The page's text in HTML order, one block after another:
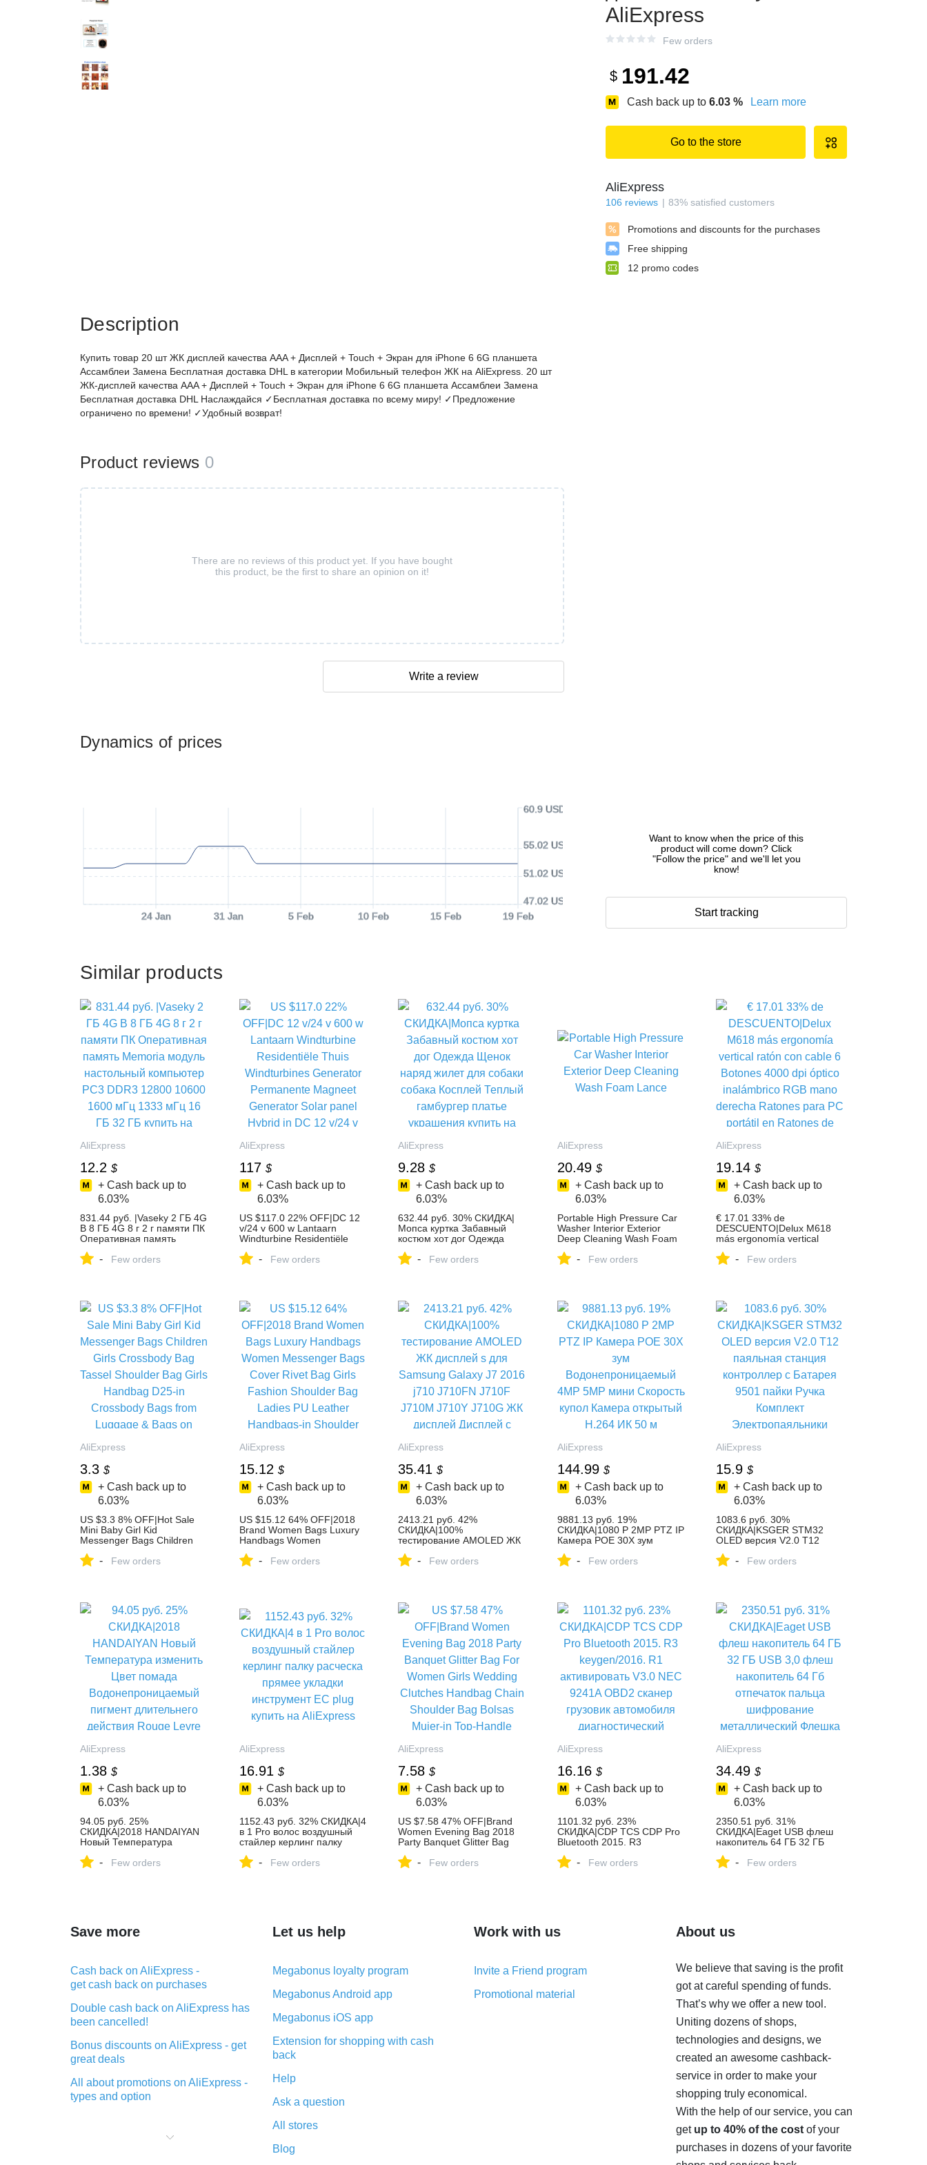
AliExpress
Few orders
$ 191.42
Cash back up to 6.03 % Learn more
Go to the store
AliExpress
106 reviews 83% satisfied customers
Promotions and discounts for the purchases
Free shipping
12 promo codes
Dynamics of prices
24 Jan 31 Jan 5 Feb 10 Feb 15 Feb 19 Feb
47.02 USD
51.02 USD
55.02 USD
60.9 USD
Want to know when the price of this
product will come down? Click
"Follow the price" and we'll let you
know!
Start tracking
Description
Купить товар 20 шт ЖК дисплей качества AAA + Дисплей + Touch + Экран для iPhone 6 6G планшета
Ассамблеи Замена Бесплатная доставка DHL в категории Мобильный телефон ЖК на AliExpress. 20 шт
ЖК-дисплей качества AAA + Дисплей + Touch + Экран для iPhone 6 6G планшета Ассамблеи Замена
Бесплатная доставка DHL Наслаждайся ✓Бесплатная доставка по всему миру! ✓Предложение
ограничено по времени! ✓Удобный возврат!
Product reviews 0
There are no reviews of this product yet. If you have bought
this product, be the first to share an opinion on it!
Write a review
Similar products
AliExpress
12.2 $
+ Cash back up to
6.03%
831.44 руб. |Vaseky 2 ГБ 4G
B 8 ГБ 4G 8 г 2 г памяти ПК
Оперативная память
настольный компьютер PC3
- Few orders
AliExpress
117 $
+ Cash back up to
6.03%
US $117.0 22% OFF|DC 12
v/24 v 600 w Lantaarn
Windturbine Residentiële
Generator Permanente
Residentiële Thuis
Windturbines Generator
Permanente Magneet
Generator Solar panel
Hybrid van Alternatieve
Energie Generatoren op
AliExpress.com | Alibaba
Groep
- Few orders
AliExpress
9.28 $
+ Cash back up to
6.03%
632.44 руб. 30% СКИДКА|
Мопса куртка Забавный
костюм хот дог Одежда
собаки собака Косплей
- Few orders
AliExpress
20.49 $
+ Cash back up to
6.03%
Portable High Pressure Car
Washer Interior Exterior
Deep Cleaning Wash Foam
- Few orders
AliExpress
19.14 $
+ Cash back up to
6.03%
€ 17.01 33% de
DESCUENTO|Delux M618
más ergonomía vertical
4000 dpi óptico inalámbrico
AliExpress.com | Alibaba
Group
- Few orders
AliExpress
3.3 $
+ Cash back up to
6.03%
US $3.3 8% OFF|Hot Sale
Mini Baby Girl Kid
Messenger Bags Children
Shoulder Bag Girls Handbag
Group
- Few orders
AliExpress
15.12 $
+ Cash back up to
6.03%
US $15.12 64% OFF|2018
Brand Women Bags Luxury
Handbags Women
Bag Girls Fashion Shoulder
Group
- Few orders
AliExpress
35.41 $
+ Cash back up to
6.03%
2413.21 руб. 42%
СКИДКА|100%
тестирование AMOLED ЖК
Galaxy J7 2016 j710 J710FN
Экран купить на AliExpress
- Few orders
AliExpress
144.99 $
+ Cash back up to
6.03%
9881.13 руб. 19%
СКИДКА|1080 P 2MP PTZ IP
Камера POE 30X зум
5MP мини Скорость купол
AliExpress
- Few orders
AliExpress
15.9 $
+ Cash back up to
6.03%
1083.6 руб. 30%
СКИДКА|KSGER STM32
OLED версия V2.0 T12
контроллер с Батарея 9501
- Few orders
AliExpress
1.38 $
+ Cash back up to
6.03%
94.05 руб. 25%
СКИДКА|2018 HANDAIYAN
Новый Температура
Водонепроницаемый
- Few orders
AliExpress
16.91 $
+ Cash back up to
6.03%
1152.43 руб. 32% СКИДКА|4
в 1 Pro волос воздушный
стайлер керлинг палку
инструмент ЕС plug купить
- Few orders
AliExpress
7.58 $
+ Cash back up to
6.03%
US $7.58 47% OFF|Brand
Women Evening Bag 2018
Party Banquet Glitter Bag
Clutches Handbag Chain
- Few orders
AliExpress
16.16 $
+ Cash back up to
6.03%
1101.32 руб. 23%
СКИДКА|CDP TCS CDP Pro
Bluetooth 2015. R3
активировать V3.0 NEC
- Few orders
AliExpress
34.49 $
+ Cash back up to
6.03%
2350.51 руб. 31%
СКИДКА|Eaget USB флеш
накопитель 64 ГБ 32 ГБ
64 Гб отпечаток пальца
- Few orders
Save more
Cash back on AliExpress -
get cash back on purchases
Double cash back on AliExpress has
been cancelled!
Bonus discounts on AliExpress - get
great deals
All about promotions on AliExpress -
types and option
purchases on AliExpress - short and
Let us help
Megabonus loyalty program
Megabonus Android app
Megabonus iOS app
Extension for shopping with cash
back
Help
Ask a question
All stores
Blog
Work with us
Invite a Friend program
Promotional material
About us
We believe that saving is the profit
got at careful spending of funds.
That’s why we offer a new tool.
Uniting dozens of shops,
technologies and designs, we
created an awesome cashback-
service in order to make your
shopping truly economical.
With the help of our service, you can
get up to 40% of the costof your
purchases in dozens of your favorite